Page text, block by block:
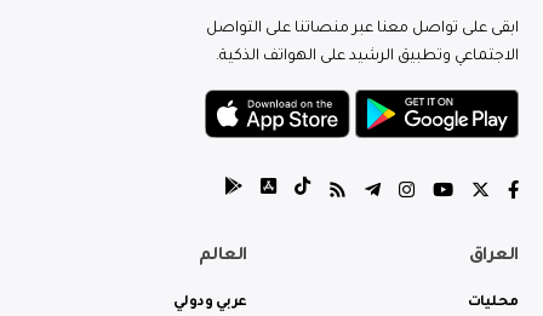
ابقى على تواصل معنا عبر منصاتنا على التواصل
الاجتماعي وتطبيق الرشيد على الهواتف الذكية.
العراق
محليات
العالم
عربي ودولي